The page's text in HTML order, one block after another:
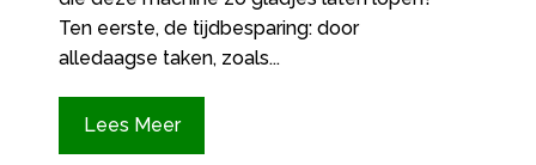
Ten eerste, de tijdbesparing: door
alledaagse taken, zoals...
Lees Meer